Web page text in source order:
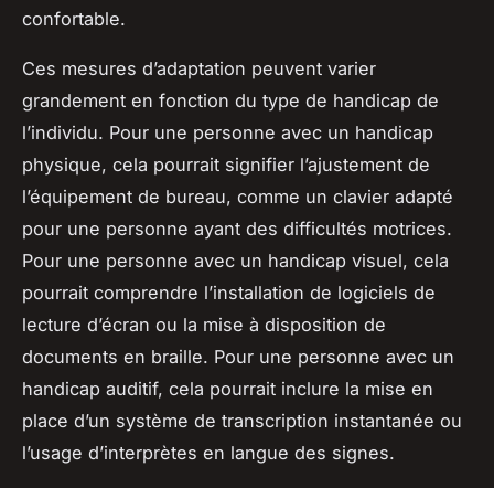
confortable.
Ces mesures d’adaptation peuvent varier
grandement en fonction du type de handicap de
l’individu. Pour une personne avec un handicap
physique, cela pourrait signifier l’ajustement de
l’équipement de bureau, comme un clavier adapté
pour une personne ayant des difficultés motrices.
Pour une personne avec un handicap visuel, cela
pourrait comprendre l’installation de logiciels de
lecture d’écran ou la mise à disposition de
documents en braille. Pour une personne avec un
handicap auditif, cela pourrait inclure la mise en
place d’un système de transcription instantanée ou
l’usage d’interprètes en langue des signes.